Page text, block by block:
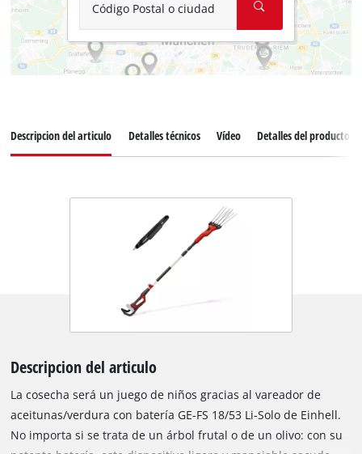
Código Postal o ciudad
Descripcion del articulo Detalles técnicos Vídeo Detalles del producto
Descripcion del articulo
La cosecha será un juego de niños gracias al vareador de
aceitunas/verdura con batería GE-FS 18/53 Li-Solo de Einhell.
No importa si se trata de un árbol frutal o de un olivo: con su